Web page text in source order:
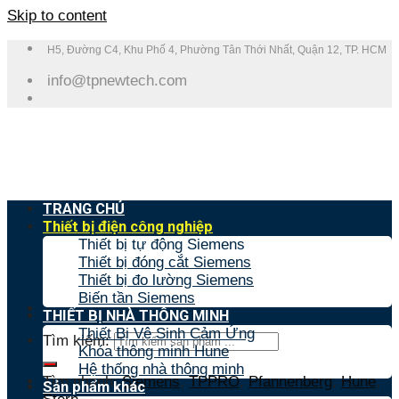
Skip to content
H5, Đường C4, Khu Phố 4, Phường Tân Thới Nhất, Quận 12, TP. HCM
info@tpnewtech.com
Tìm kiếm:
Tìm nhanh:Siemens,TPPRO,Pfannenberg,Hune,
TRANG CHỦ
Thiết bị điện công nghiệp
Thiết bị tự động Siemens
Thiết bị đóng cắt Siemens
Thiết bị đo lường Siemens
Biến tần Siemens
THIẾT BỊ NHÀ THÔNG MINH
Thiết Bị Vệ Sinh Cảm Ứng
Khóa thông minh Hune
Hệ thống nhà thông minh
Sản phẩm khác